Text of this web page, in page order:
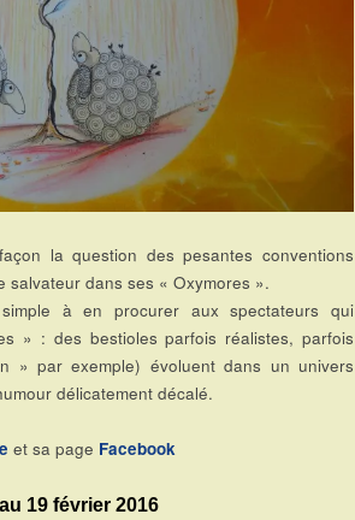
la question des pesantes conventions
salvateur dans ses « Oxymores ».
à en procurer aux spectateurs qui
» : des bestioles parfois réalistes, parfois
» par exemple) évoluent dans un univers
délicatement décalé.
et sa page Facebook
19 février 2016